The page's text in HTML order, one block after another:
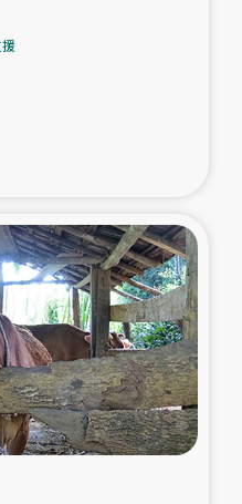
緊急支援
移民子ども支援
ローブ植林活動
への食糧・越冬支援